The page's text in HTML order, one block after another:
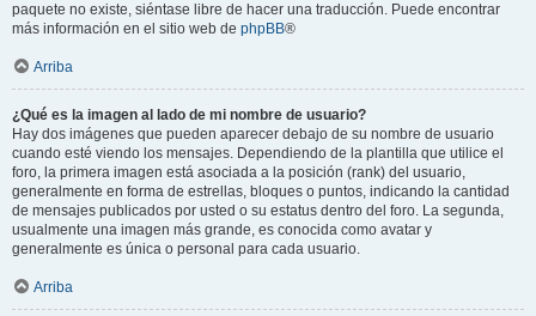
paquete no existe, siéntase libre de hacer una traducción. Puede encontrar
más información en el sitio web de phpBB®
Arriba
¿Qué es la imagen al lado de mi nombre de usuario?
Hay dos imágenes que pueden aparecer debajo de su nombre de usuario
cuando esté viendo los mensajes. Dependiendo de la plantilla que utilice el
foro, la primera imagen está asociada a la posición (rank) del usuario,
generalmente en forma de estrellas, bloques o puntos, indicando la cantidad
de mensajes publicados por usted o su estatus dentro del foro. La segunda,
usualmente una imagen más grande, es conocida como avatar y
generalmente es única o personal para cada usuario.
Arriba